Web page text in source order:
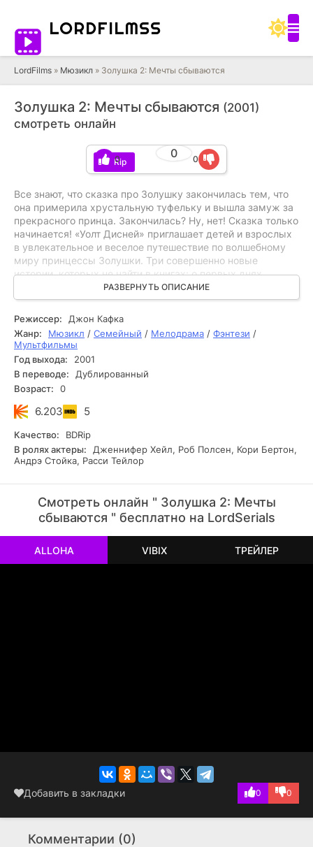
LORDFILMSS
LordFilms » Мюзикл » Золушка 2: Мечты сбываются
Золушка 2: Мечты сбываются (2001)
смотреть онлайн
BDRip
0
0 0
Все знают, что сказка про Золушку закончилась тем, что
она примерила хрустальную туфельку и вышла замуж за
прекрасного принца. Закончилась? Ну, нет! Сказка только
начинается! «Уолт Дисней» приглашает детей и взрослых
в увлекательное и веселое путешествие по волшебному
миру принцессы Золушки. Три совершенно новые
истории, которых не найти в книгах: о первых днях
Золушки во дворце, о мышонке Жаке, уговорившем Фею
сделать его человеком, и о том, как злая и капризная
сестра Золушки Анастасия научилась улыбаться и
любить...
РАЗВЕРНУТЬ ОПИСАНИЕ
Режиссер:
Джон Кафка
Жанр:
Мюзикл / Семейный / Мелодрама / Фэнтези /
Мультфильмы
Год выхода:
2001
В переводе:
Дублированный
Возраст:
0
6.203 5
Качество:
BDRip
В ролях актеры:
Дженнифер Хейл, Роб Полсен, Кори Бертон,
Андрэ Стойка, Расси Тейлор
Смотреть онлайн " Золушка 2: Мечты
сбываются " бесплатно на LordSerials
РЕКЛАМА
РЕКЛАМА
РЕКЛАМА
РЕКЛАМА
ALLOHA VIBIX ТРЕЙЛЕР
Добавить в закладки 0 0
Комментарии (0)